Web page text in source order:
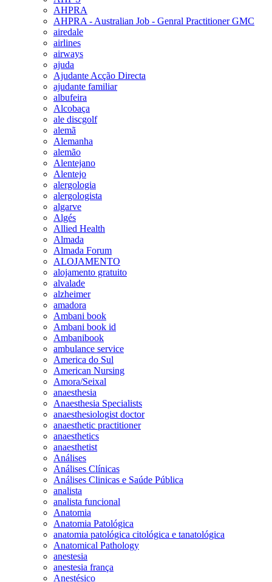
AHPRA
AHPRA - Australian Job - Genral Practitioner GMC
airedale
airlines
airways
ajuda
Ajudante Acção Directa
ajudante familiar
albufeira
Alcobaça
ale discgolf
alemã
Alemanha
alemão
Alentejano
Alentejo
alergologia
alergologista
algarve
Algés
Allied Health
Almada
Almada Forum
ALOJAMENTO
alojamento gratuito
alvalade
alzheimer
amadora
Ambani book
Ambani book id
Ambanibook
ambulance service
America do Sul
American Nursing
Amora/Seixal
anaesthesia
Anaesthesia Specialists
anaesthesiologist doctor
anaesthetic practitioner
anaesthetics
anaesthetist
Análises
Análises Clínicas
Análises Clinicas e Saúde Pública
analista
analista funcional
Anatomia
Anatomia Patológica
anatomia patológica citológica e tanatológica
Anatomical Pathology
anestesia
anestesia frança
Anestésico